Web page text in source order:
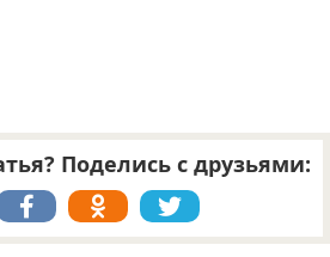
Поделись с друзьями: